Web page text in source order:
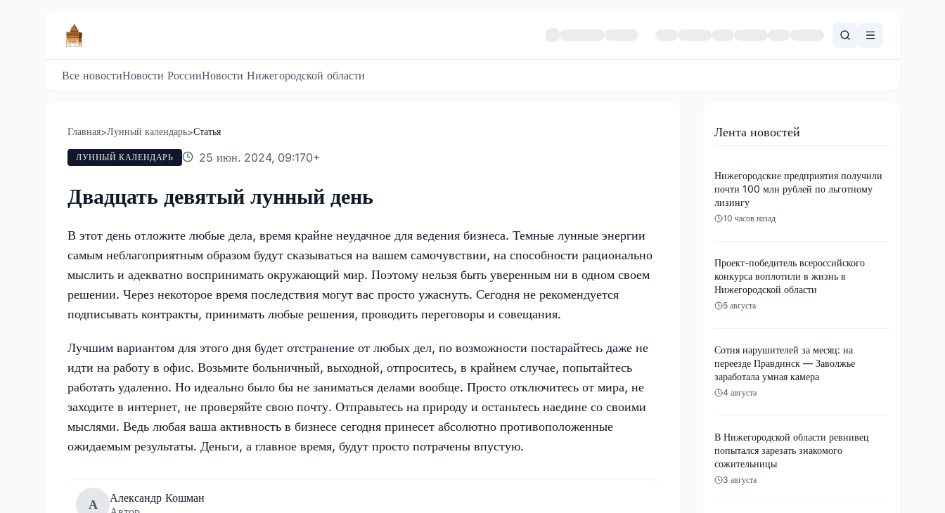
Все новостиНовости РоссииНовости Нижегородской области
Главная>Лунный календарь>Статья
ЛУННЫЙ КАЛЕНДАРЬ 25 июн. 2024, 09:170+
Двадцать девятый лунный день
В этот день отложите любые дела, время крайне неудачное для ведения бизнеса. Темные лунные энергии
самым неблагоприятным образом будут сказываться на вашем самочувствии, на способности рационально
мыслить и адекватно воспринимать окружающий мир. Поэтому нельзя быть уверенным ни в одном своем
решении. Через некоторое время последствия могут вас просто ужаснуть. Сегодня не рекомендуется
подписывать контракты, принимать любые решения, проводить переговоры и совещания.
Лучшим вариантом для этого дня будет отстранение от любых дел, по возможности постарайтесь даже не
идти на работу в офис. Возьмите больничный, выходной, отпроситесь, в крайнем случае, попытайтесь
работать удаленно. Но идеально было бы не заниматься делами вообще. Просто отключитесь от мира, не
заходите в интернет, не проверяйте свою почту. Отправьтесь на природу и останьтесь наедине со своими
мыслями. Ведь любая ваша активность в бизнесе сегодня принесет абсолютно противоположенные
ожидаемым результаты. Деньги, а главное время, будут просто потрачены впустую.
А
Александр Кошман
Лента новостей
Нижегородские предприятия получили
почти 100 млн рублей по льготному
лизингу
10 часов назад
Проект-победитель всероссийского
конкурса воплотили в жизнь в
Нижегородской области
5 августа
Сотня нарушителей за месяц: на
переезде Правдинск — Заволжье
заработала умная камера
4 августа
В Нижегородской области ревнивец
попытался зарезать знакомого
сожительницы
3 августа